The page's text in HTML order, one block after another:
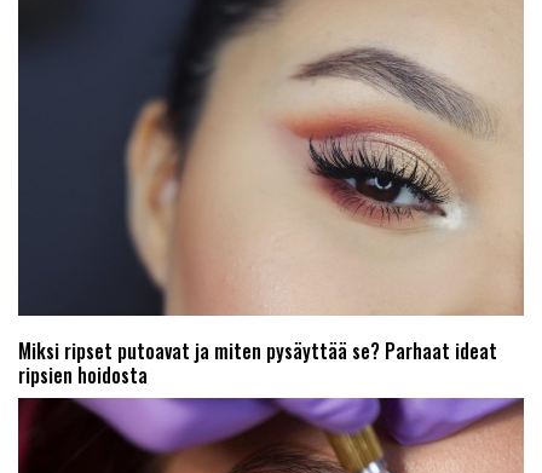
Miksi ripset putoavat ja miten pysäyttää se? Parhaat ideat
ripsien hoidosta